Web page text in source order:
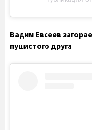
Вадим Евсеев
пушистого друга